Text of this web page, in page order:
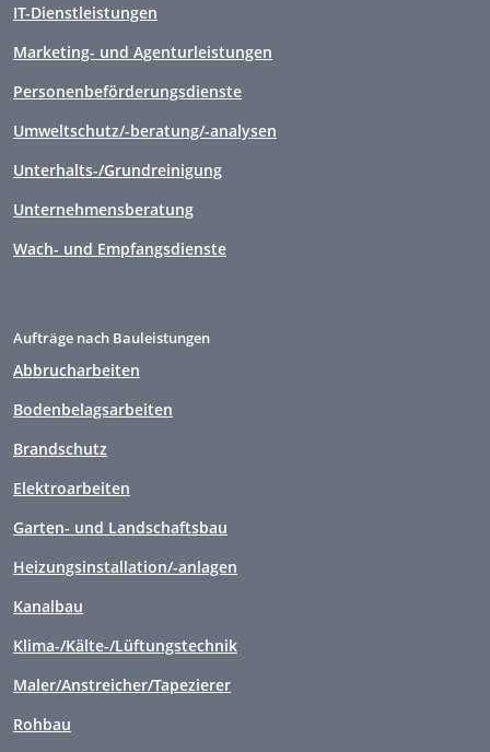
IT-Dienstleistungen
Marketing- und Agenturleistungen
Personenbeförderungsdienste
Umweltschutz/-beratung/-analysen
Unterhalts-/Grundreinigung
Unternehmensberatung
Wach- und Empfangsdienste
Aufträge nach Bauleistungen
Abbrucharbeiten
Bodenbelagsarbeiten
Brandschutz
Elektroarbeiten
Garten- und Landschaftsbau
Heizungsinstallation/-anlagen
Kanalbau
Klima-/Kälte-/Lüftungstechnik
Maler/Anstreicher/Tapezierer
Rohbau